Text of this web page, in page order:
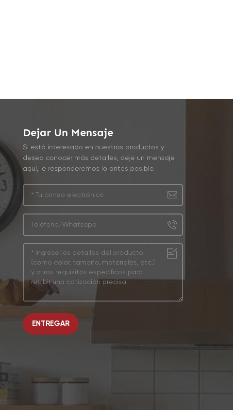
Dejar Un Mensaje
Si está interesado en nuestros productos y
desea conocer más detalles, deje un mensaje
aquí, le responderemos lo antes posible.
ENTREGAR